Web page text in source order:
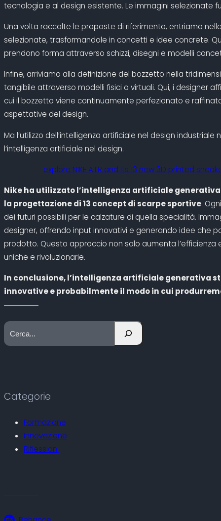
tecnologia e al design esistente. Le immagini selezionate
Una volta raccolte le proposte di riferimento, entriamo
selezionate, trasformandole in concetti e idee concrete.
prendono forma attraverso schizzi, disegni e modelli
Infine, arriviamo alla definizione del bozzetto nella
tangibile attraverso modelli fisici o virtuali. Qui, i designer
cui il bozzetto viene continuamente perfezionato e
aspettative del design.
Ma l’utilizzo dell’intelligenza artificiale nel design
l’intelligenza artificiale nel design.
explore NIKE A.I.R and its 13 new 3D printed
Nike ha utilizzato l’intelligenza artificiale
la progettazione di 13 concept di scarpe sportive.
dei futuri possibili per le calzature di quella specialità.
designer, offrendo input innovativi e generando idee che
prodotto. Questo approccio non solo aumenta
uniche e rivoluzionarie.
In conclusione, l’intelligenza artificiale generativa
innovative e probabilmente il modo in cui
C
e
Categorie
Formazione
Innovazione
Riflessioni